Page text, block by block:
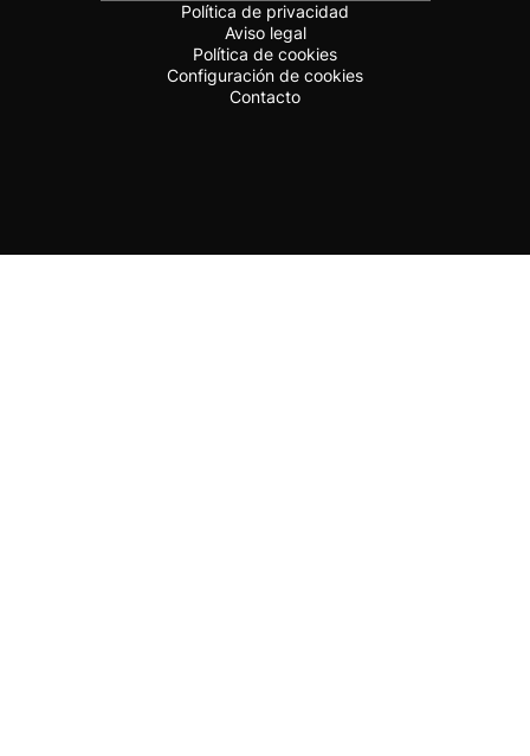
Política de privacidad
Aviso legal
Política de cookies
Configuración de cookies
Contacto